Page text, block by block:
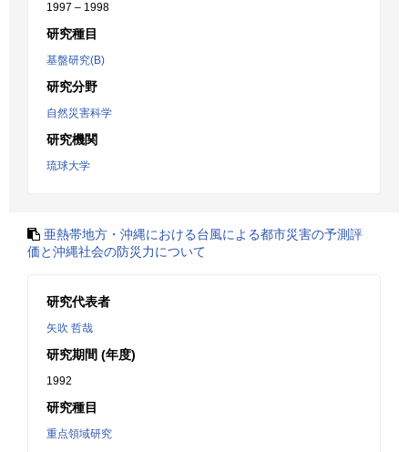
1997 – 1998
研究種目
基盤研究(B)
研究分野
自然災害科学
研究機関
琉球大学
亜熱帯地方・沖縄における台風による都市災害の予測評
価と沖縄社会の防災力について
研究代表者
矢吹 哲哉
研究期間 (年度)
1992
研究種目
重点領域研究